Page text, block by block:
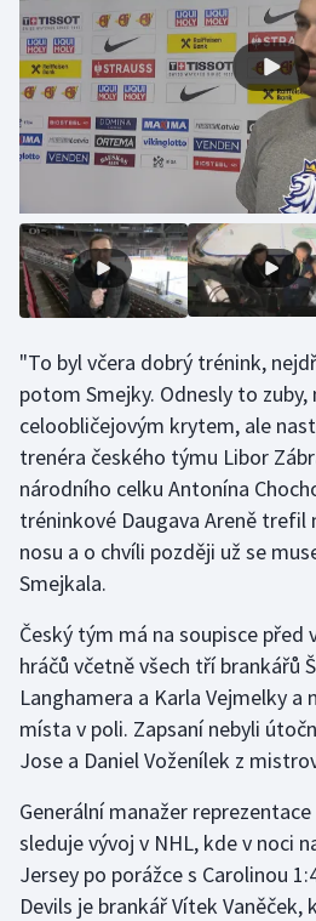
Házená
Jezdectví
Judo
Lezení
Lyže a snowboard
Moderní pětiboj
Motorsport
Olympijské hry
Parasport
Plážový volejbal
Ragby
Rychlostní kanoistika
Short track
"To byl včera dobrý trénink,
potom Smejky. Odnesly to zuby,
celoobličejovým krytem, ale
trenéra českého týmu Libor
národního celku Antonína
tréninkové Daugava Areně trefil
nosu a o chvíli později už se
Smejkala.
Český tým má na soupisce před
hráčů včetně všech tří brankářů
Langhamera a Karla Vejmelky a
místa v poli. Zapsaní nebyli
Jose a Daniel Voženílek z
Generální manažer
sleduje vývoj v NHL, kde v noci
Jersey po porážce s Carolinou
Devils je brankář Vítek Vaněček,